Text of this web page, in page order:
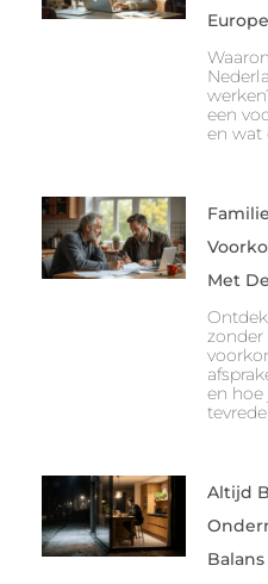
een
en wat
Met
zonder
en
Altijd